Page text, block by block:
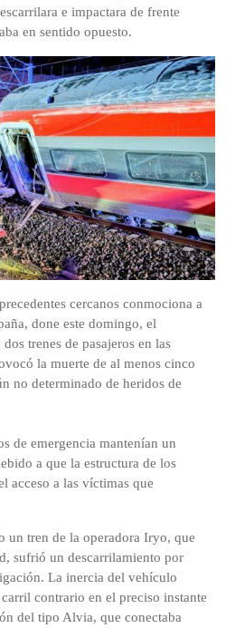
e impactara de frente
en sentido opuesto.
cercanos conmociona a
done este domingo, el
trenes de pasajeros en las
la muerte de al menos cinco
no determinado de heridos de
de emergencia mantenían un
a que la estructura de los
acceso a las víctimas que
un tren de la operadora Iryo, que
sufrió un descarrilamiento por
La inercia del vehículo
contrario en el preciso instante
del tipo Alvia, que conectaba